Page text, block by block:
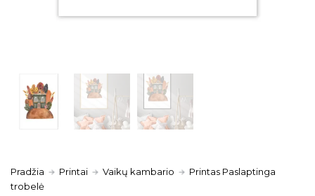
Pradžia Printai Vaikų kambario
Printas Paslaptinga
trobelė